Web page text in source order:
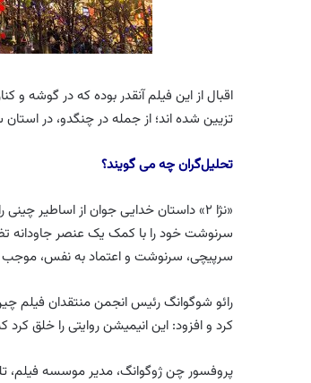
تزیین شده اند؛ از جمله در چنگدو، در
تحلیل‌گران چه می گویند؟
«نژا ۲» داستان خدایی جوان از اساطیر
سرنوشت خود را با کمک یک عنصر جاودانه
سرپیچی، سرنوشت و اعتماد به نفس،
رائو شوگوانگ رئیس انجمن منتقدان فیلم
کرد و افزود: این انیمیشن روایتی را خلق
پروفسور چن ژوگوانگ، مدیر موسسه فیلم،